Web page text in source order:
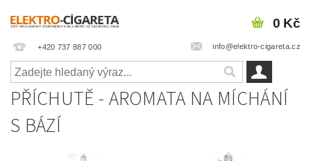
+420 737 887 000 info@elektro-cigareta.cz
0 Kč
PŘÍCHUTĚ - AROMATA NA MÍCHÁNÍ
S BÁZÍ